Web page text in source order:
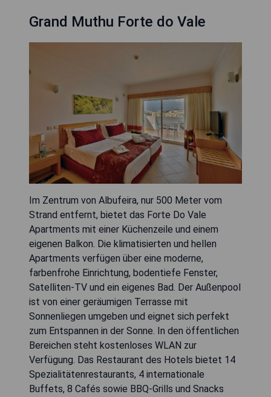
Grand Muthu Forte do Vale
Im Zentrum von Albufeira, nur 500 Meter vom
Strand entfernt, bietet das Forte Do Vale
Apartments mit einer Küchenzeile und einem
eigenen Balkon. Die klimatisierten und hellen
Apartments verfügen über eine moderne,
farbenfrohe Einrichtung, bodentiefe Fenster,
Satelliten-TV und ein eigenes Bad. Der Außenpool
ist von einer geräumigen Terrasse mit
Sonnenliegen umgeben und eignet sich perfekt
zum Entspannen in der Sonne. In den öffentlichen
Bereichen steht kostenloses WLAN zur
Verfügung. Das Restaurant des Hotels bietet 14
Spezialitätenrestaurants, 4 internationale
Buffets, 8 Cafés sowie BBQ-Grills und Snacks